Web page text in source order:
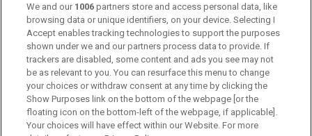
Om oss
Kontakta oss
Kundtjänst
Sponsor: Rekatochklart
Annonsera på Fotbolldirekt
We and our 1006 partners store and access personal data, like
browsing data or unique identifiers, on your device. Selecting I
Accept enables tracking technologies to support the purposes
shown under we and our partners process data to provide. If
trackers are disabled, some content and ads you see may not
be as relevant to you. You can resurface this menu to change
your choices or withdraw consent at any time by clicking the
Show Purposes link on the bottom of the webpage [or the
floating icon on the bottom-left of the webpage, if applicable].
Your choices will have effect within our Website. For more